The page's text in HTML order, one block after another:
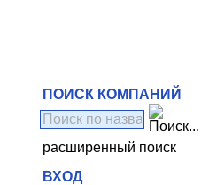
ПОИСК КОМПАНИЙ
расширенный поиск
ВХОД